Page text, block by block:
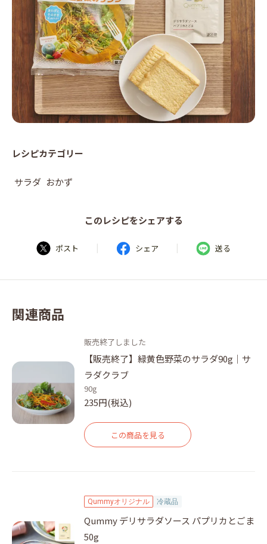
レシピカテゴリー
サラダ おかず
このレシピをシェアする
ポスト | シェア | 送る
関連商品
販売終了しました
【販売終了】緑黄色野菜のサラダ90g｜サ
ラダクラブ
90g
235円(税込)
この商品を見る
Qummyオリジナル 冷蔵品
Qummy デリサラダソース パプリカとごま
50g